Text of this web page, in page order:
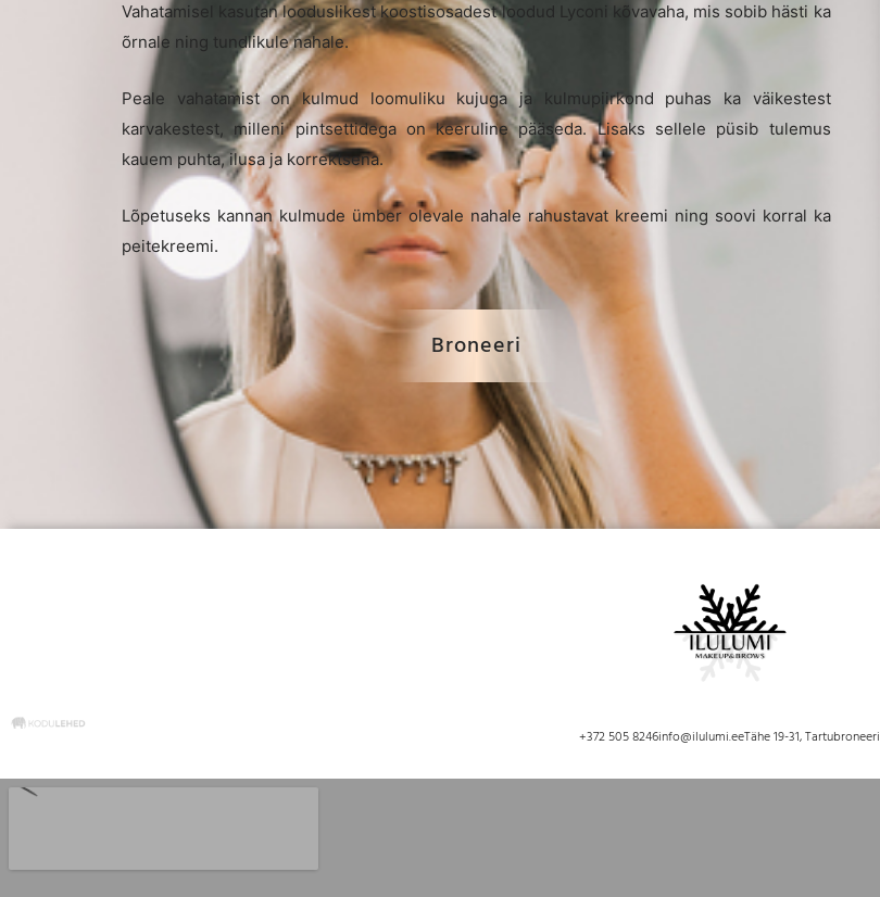
Vahatamisel kasutan looduslikest koostisosadest loodud Lyconi kõvavaha, mis sobib hästi ka
õrnale ning tundlikule nahale.
Peale vahatamist on kulmud loomuliku kujuga ja kulmupiirkond puhas ka väikestest
karvakestest, milleni pintsettidega on keeruline pääseda. Lisaks sellele püsib tulemus
kauem puhta, ilusa ja korrektsena.
Lõpetuseks kannan kulmude ümber olevale nahale rahustavat kreemi ning soovi korral ka
peitekreemi.
Broneeri
+372 505 8246info@ilulumi.eeTähe 19-31, Tartubroneeri